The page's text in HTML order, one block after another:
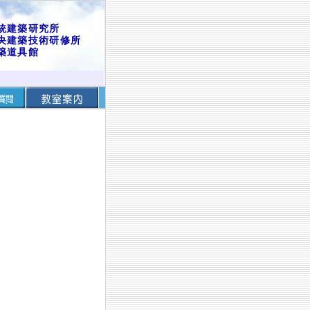
建築研究所
建築技術研修所
道具館